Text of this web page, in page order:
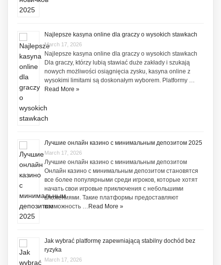
Najlepsze kasyna online dla graczy o wysokich stawkach
March 17, 2026
Najlepsze kasyna online dla graczy o wysokich stawkach
Dla graczy, którzy lubią stawiać duże zakłady i szukają
nowych możliwości osiągnięcia zysku, kasyna online z
wysokimi limitami są doskonałym wyborem. Platformy …
Read More »
Лучшие онлайн казино с минимальным депозитом 2025
March 17, 2026
Лучшие онлайн казино с минимальным депозитом
Онлайн казино с минимальным депозитом становятся
все более популярными среди игроков, которые хотят
начать свои игровые приключения с небольшими
вложениями. Такие платформы предоставляют
возможность … Read More »
Jak wybrać platformę zapewniającą stabilny dochód bez
ryzyka
March 17, 2026